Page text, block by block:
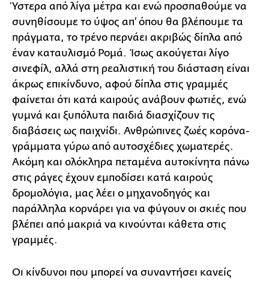
Ύστερα από λίγα μέτρα και ενώ προσπαθούμε να
συνηθίσουμε το ύψος απ’ όπου θα βλέπουμε τα
πράγματα, το τρένο περνάει ακριβώς δίπλα από
έναν καταυλισμό Ρομά. Ίσως ακούγεται λίγο
σινεφίλ, αλλά στη ρεαλιστική του διάσταση είναι
άκρως επικίνδυνο, αφού δίπλα στις γραμμές
φαίνεται ότι κατά καιρούς ανάβουν φωτιές, ενώ
γυμνά και ξυπόλυτα παιδιά διασχίζουν τις
διαβάσεις ως παιχνίδι. Ανθρώπινες ζωές κορόνα-
γράμματα γύρω από αυτοσχέδιες χωματερές.
Ακόμη και ολόκληρα πεταμένα αυτοκίνητα πάνω
στις ράγες έχουν εμποδίσει κατά καιρούς
δρομολόγια, μας λέει ο μηχανοδηγός και
παράλληλα κορνάρει για να φύγουν οι σκιές που
βλέπει από μακριά να κινούνται κάθετα στις
γραμμές.
Οι κίνδυνοι που μπορεί να συναντήσει κανείς